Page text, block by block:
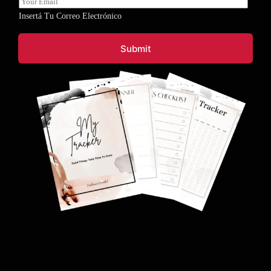
m
a
Insertá Tu Correo Electrónico
Submit